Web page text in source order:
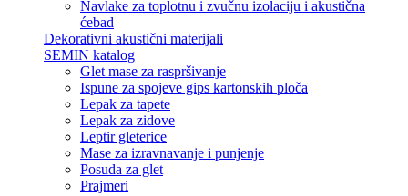
Navlake za toplotnu i zvučnu izolaciju i akustična
ćebad
Dekorativni akustični materijali
SEMIN katalog
Glet mase za raspršivanje
Ispune za spojeve gips kartonskih ploča
Lepak za tapete
Lepak za zidove
Leptir gleterice
Mase za izravnavanje i punjenje
Posuda za glet
Prajmeri